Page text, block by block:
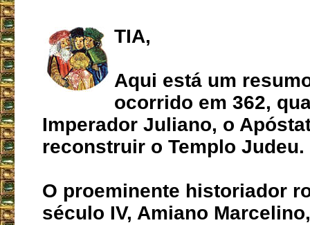
TIA,
Aqui está um
ocorrido em 362,
Imperador Juliano, o
reconstruir o Templo Judeu.
O proeminente historiador
século IV, Amiano